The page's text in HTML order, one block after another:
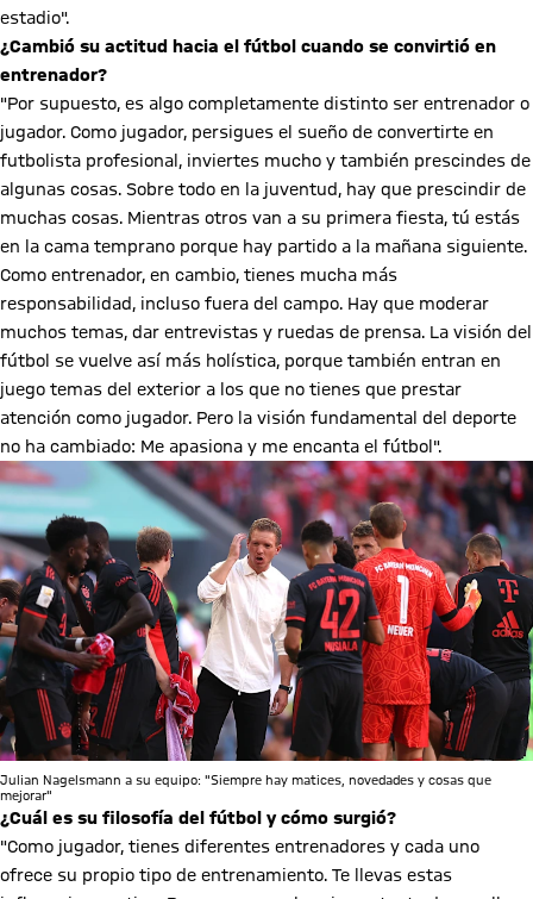
estadio".
¿Cambió su actitud hacia el fútbol cuando se convirtió en
entrenador?
"Por supuesto, es algo completamente distinto ser entrenador o
jugador. Como jugador, persigues el sueño de convertirte en
futbolista profesional, inviertes mucho y también prescindes de
algunas cosas. Sobre todo en la juventud, hay que prescindir de
muchas cosas. Mientras otros van a su primera fiesta, tú estás
en la cama temprano porque hay partido a la mañana siguiente.
Como entrenador, en cambio, tienes mucha más
responsabilidad, incluso fuera del campo. Hay que moderar
muchos temas, dar entrevistas y ruedas de prensa. La visión del
fútbol se vuelve así más holística, porque también entran en
juego temas del exterior a los que no tienes que prestar
atención como jugador. Pero la visión fundamental del deporte
no ha cambiado: Me apasiona y me encanta el fútbol".
Julian Nagelsmann a su equipo: "Siempre hay matices, novedades y cosas que
mejorar"
¿Cuál es su filosofía del fútbol y cómo surgió?
"Como jugador, tienes diferentes entrenadores y cada uno
ofrece su propio tipo de entrenamiento. Te llevas estas